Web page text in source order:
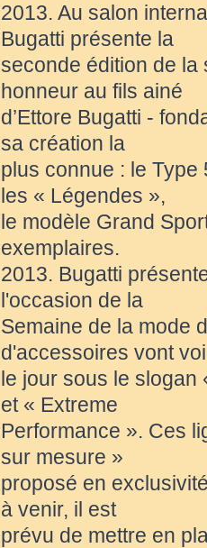
2013. Au salon
Bugatti présente la
seconde édition de la
honneur au fils ainé
d’Ettore Bugatti -
sa création la
plus connue : le Type
les « Légendes »,
le modèle Grand
exemplaires.
2013. Bugatti
l'occasion de la
Semaine de la mode
d'accessoires vont
le jour sous le slogan
et « Extreme
Performance ». Ces
sur mesure »
proposé en
à venir, il est
prévu de mettre en